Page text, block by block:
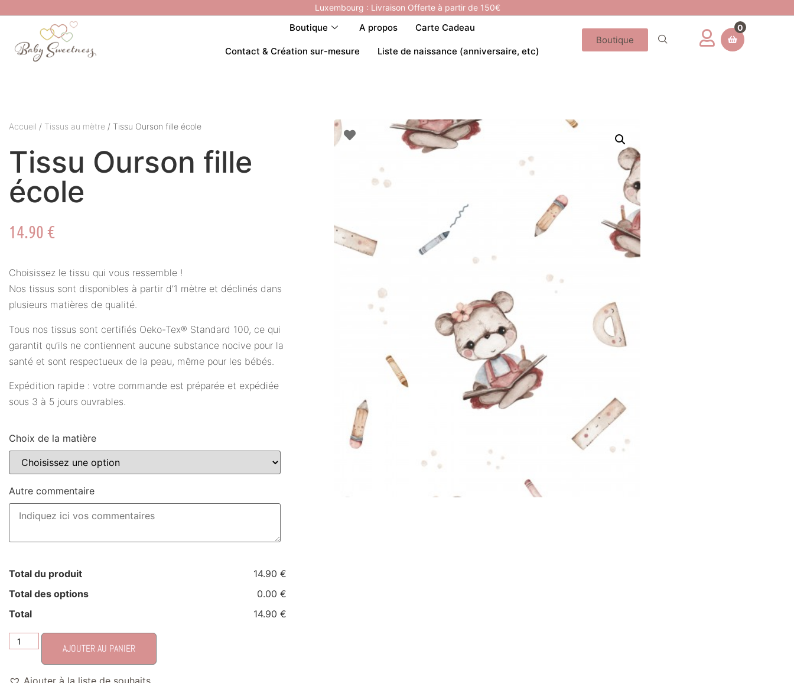
Luxembourg : Livraison Offerte à partir de 150€
Boutique A propos Carte Cadeau
Contact & Création sur-mesure Liste de naissance (anniversaire, etc)
Boutique
0
Accueil / Tissus au mètre / Tissu Ourson fille école
Tissu Ourson fille
école
14.90 €
Choisissez le tissu qui vous ressemble !
Nos tissus sont disponibles à partir d’1 mètre et déclinés dans
plusieurs matières de qualité.
Tous nos tissus sont certifiés Oeko-Tex® Standard 100, ce qui
garantit qu’ils ne contiennent aucune substance nocive pour la
santé et sont respectueux de la peau, même pour les bébés.
Expédition rapide : votre commande est préparée et expédiée
sous 3 à 5 jours ouvrables.
Choix de la matière
Autre commentaire
Total du produit
14.90 €
Total des options
0.00 €
Total
14.90 €
AJOUTER AU PANIER
Ajouter à la liste de souhaits